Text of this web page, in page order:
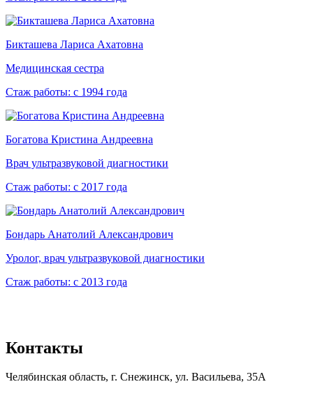
Бикташева Лариса Ахатовна
Медицинская сестра
Стаж работы: с 1994 года
Богатова Кристина Андреевна
Врач ультразвуковой диагностики
Стаж работы: с 2017 года
Бондарь Анатолий Александрович
Уролог, врач ультразвуковой диагностики
Стаж работы: с 2013 года
Контакты
Челябинская область, г. Снежинск, ул. Васильева, 35А